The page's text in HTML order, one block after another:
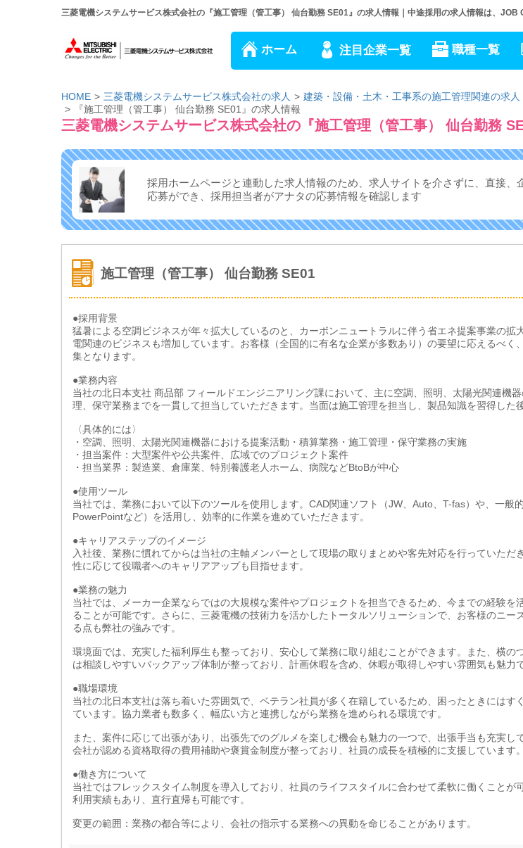
三菱電機システムサービス株式会社の『施工管理（管工事） 仙台勤務 SE01』の求人情報｜中途採用の求人情報は、JOB
ホーム 注目企業一覧 職種一覧
HOME 三菱電機システムサービス株式会社の求人
建築・設備・土木・工事系の施工管理関連の求人
『施工管理（管工事） 仙台勤務 SE01』の求人情報
三菱電機システムサービス株式会社の『施工管理（管工事） 仙台勤務
採用ホームページと連動した求人情報のため、求人サイトを介さずに、 直接、
応募ができ、 採用担当者がアナタの応募情報を確認します
施工管理（管工事） 仙台勤務 SE01
●採用背景
猛暑による空調ビジネスが年々拡大しているのと、カーボンニュートラルに伴う省エネ提案事業の拡
電関連のビジネスも増加しています。お客様（全国的に有名な企業が多数あり）の要望に応えるべく
集となります。
●業務内容
当社の北日本支社 商品部 フィールドエンジニアリング課において、主に空調、照明、太陽光関連機
理、保守業務までを一貫して担当していただきます。当面は施工管理を担当し、製品知識を習得した
〈具体的には〉
・空調、照明、太陽光関連機器における提案活動・積算業務・施工管理・保守業務の実施
・担当案件：大型案件や公共案件、広域でのプロジェクト案件
・担当業界：製造業、倉庫業、特別養護老人ホーム、病院などBtoBが中心
●使用ツール
当社では、業務において以下のツールを使用します。CAD関連ソフト（JW、Auto、T-fas）や、一般
PowerPointなど）を活用し、効率的に作業を進めていただきます。
●キャリアステップのイメージ
入社後、業務に慣れてからは当社の主軸メンバーとして現場の取りまとめや客先対応を行っていただ
性に応じて役職者へのキャリアアップも目指せます。
●業務の魅力
当社では、メーカー企業ならではの大規模な案件やプロジェクトを担当できるため、今までの経験を
ることが可能です。さらに、三菱電機の技術力を活かしたトータルソリューションで、お客様のニー
る点も弊社の強みです。
環境面では、充実した福利厚生も整っており、安心して業務に取り組むことができます。また、横の
は相談しやすいバックアップ体制が整っており、計画休暇を含め、休暇が取得しやすい雰囲気も魅力で
●職場環境
当社の北日本支社は落ち着いた雰囲気で、ベテラン社員が多く在籍しているため、困ったときにはす
ています。協力業者も数多く、幅広い方と連携しながら業務を進められる環境です。
また、案件に応じて出張があり、出張先でのグルメを楽しむ機会も魅力の一つで、出張手当も充実し
会社が認める資格取得の費用補助や褒賞金制度が整っており、社員の成長を積極的に支援しています。
●働き方について
当社ではフレックスタイム制度を導入しており、社員のライフスタイルに合わせて柔軟に働くことが
利用実績もあり、直行直帰も可能です。
変更の範囲：業務の都合等により、会社の指示する業務への異動を命じることがあります。